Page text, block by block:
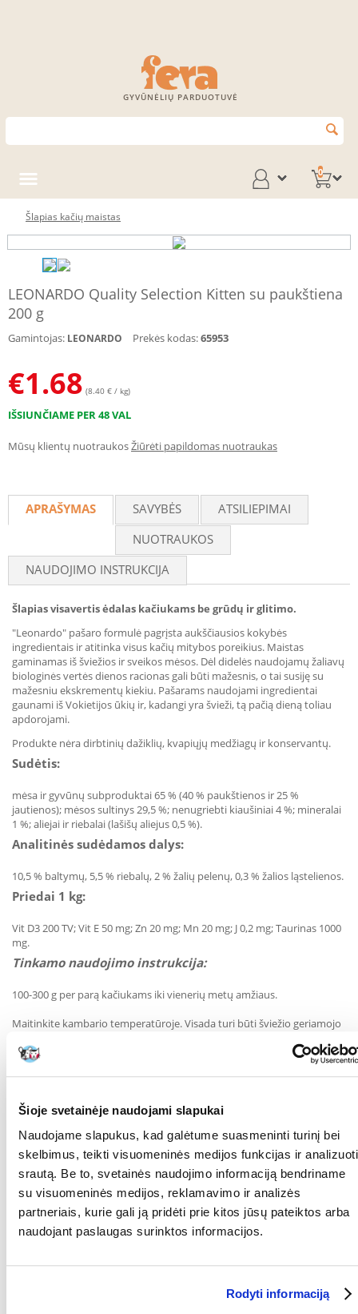
Šioje svetainėje naudojami slapukai
Naudojame slapukus, kad galėtume suasmeninti turinį bei
skelbimus, teikti visuomeninės medijos funkcijas ir analizuoti
srautą. Be to, svetainės naudojimo informaciją bendriname
su visuomeninės medijos, reklamavimo ir analizės
partneriais, kurie gali ją pridėti prie kitos jūsų pateiktos arba
naudojant paslaugas surinktos informacijos.
Rodyti informaciją
GYVŪNĖLIŲ PARDUOTUVĖ
0
Šlapias kačių maistas
LEONARDO Quality Selection Kitten su paukštiena
200 g
Gamintojas: LEONARDO Prekės kodas:65953
€1.68 (8.40 € / kg)
IŠSIUNČIAME PER 48 VAL
Mūsų klientų nuotraukosŽiūrėti papildomas nuotraukas
APRAŠYMAS SAVYBĖS
ATSILIEPIMAI
NUOTRAUKOS
NAUDOJIMO INSTRUKCIJA
Šlapias visavertis ėdalas kačiukams be grūdų ir glitimo.
"Leonardo" pašaro formulė pagrįsta aukščiausios kokybės
ingredientais ir atitinka visus kačių mitybos poreikius. Maistas
gaminamas iš šviežios ir sveikos mėsos. Dėl didelės naudojamų žaliavų
biologinės vertės dienos racionas gali būti mažesnis, o tai susiję su
mažesniu ekskrementų kiekiu. Pašarams naudojami ingredientai
gaunami iš Vokietijos ūkių ir, kadangi yra švieži, tą pačią dieną toliau
apdorojami.
Produkte nėra dirbtinių dažiklių, kvapiųjų medžiagų ir konservantų.
Sudėtis:
mėsa ir gyvūnų subproduktai 65 % (40 % paukštienos ir 25 %
jautienos); mėsos sultinys 29,5 %; nenugriebti kiaušiniai 4 %; mineralai
1 %; aliejai ir riebalai (lašišų aliejus 0,5 %).
Analitinės sudėdamos dalys:
10,5 % baltymų, 5,5 % riebalų, 2 % žalių pelenų, 0,3 % žalios ląstelienos.
Priedai 1 kg:
Vit D3 200 TV; Vit E 50 mg; Zn 20 mg; Mn 20 mg; J 0,2 mg; Taurinas 1000
mg.
Tinkamo naudojimo instrukcija:
100-300 g per parą kačiukams iki vienerių metų amžiaus.
Maitinkite kambario temperatūroje. Visada turi būti šviežio geriamojo
Atidarytą laikykite šaldytuve ne ilgiau kaip. 24 val.
AUGINTINIUI:
GAMINTOJAS: Certech, Lenkija
RŪŠIS: Visavertis pašaras
Parametrai
PAKUOTĖS SVORIS
0.2